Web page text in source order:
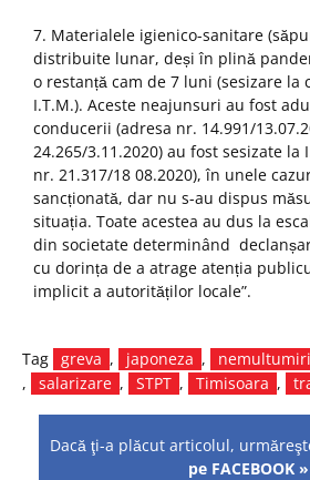
7. Materialele igienico-sanitare
distribuite lunar, deși în plină
o restanță cam de 7 luni (sesizare la
I.T.M.). Aceste neajunsuri au fost
conducerii (adresa nr. 14.991/
24.265/3.11.2020) au fost sesizate la
nr. 21.317/18 08.2020), în unele
sancționată, dar nu s-au dispus
situația. Toate acestea au dus la
din societate determinând
cu dorința de a atrage atenția
implicit a autorităților locale”.
Tag greva , japoneza , nemultumiri
,
salarizare , STPT , Timisoara ,
Dacă ţi-a plăcut articolul,
pe FACEBOOK »